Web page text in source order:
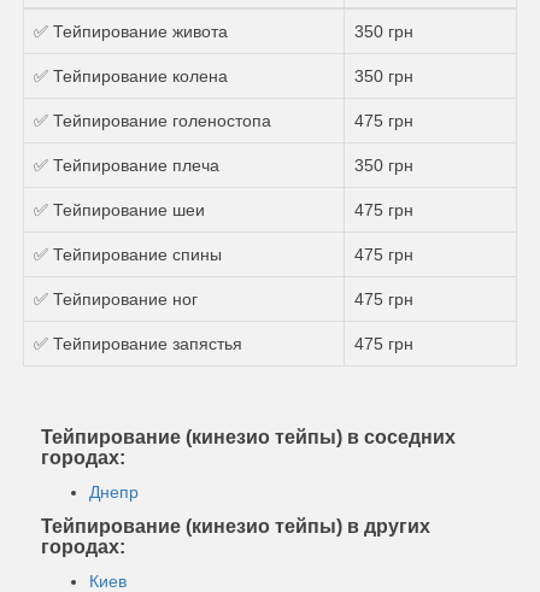
✅ Тейпирование живота 350 грн
✅ Тейпирование колена 350 грн
✅ Тейпирование голеностопа 475 грн
✅ Тейпирование плеча 350 грн
✅ Тейпирование шеи 475 грн
✅ Тейпирование спины 475 грн
✅ Тейпирование ног 475 грн
✅ Тейпирование запястья 475 грн
Тейпирование (кинезио тейпы) в соседних
городах:
Днепр
Тейпирование (кинезио тейпы) в других
городах:
Киев